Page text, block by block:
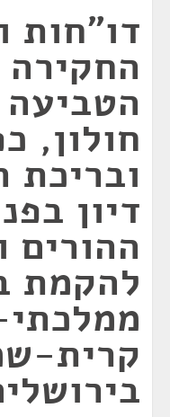
דו"חות
החקירה
הטביעה
חולון,
ובריכת
דיון
ההורים
להקמת
קרית-